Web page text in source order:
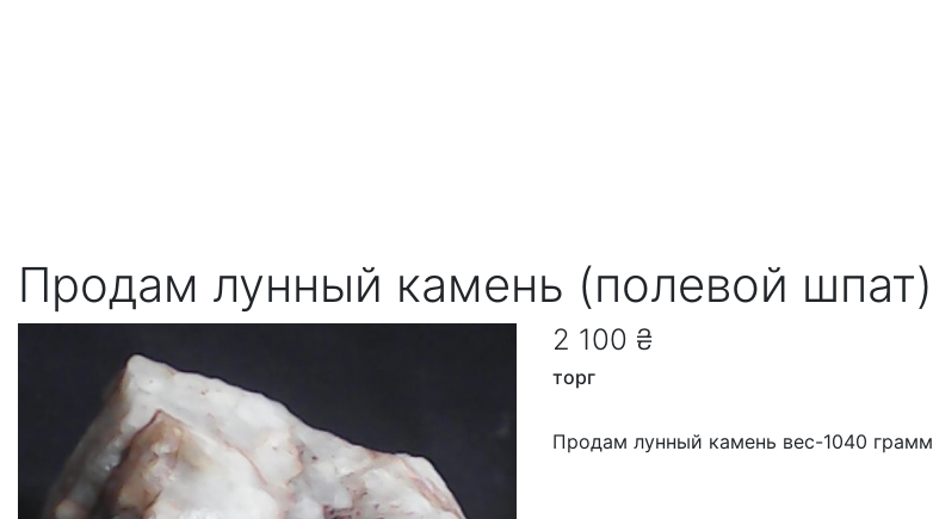
Продам лунный камень (полевой шпат)
2 100 ₴
торг
Продам лунный камень вес-1040 грамм